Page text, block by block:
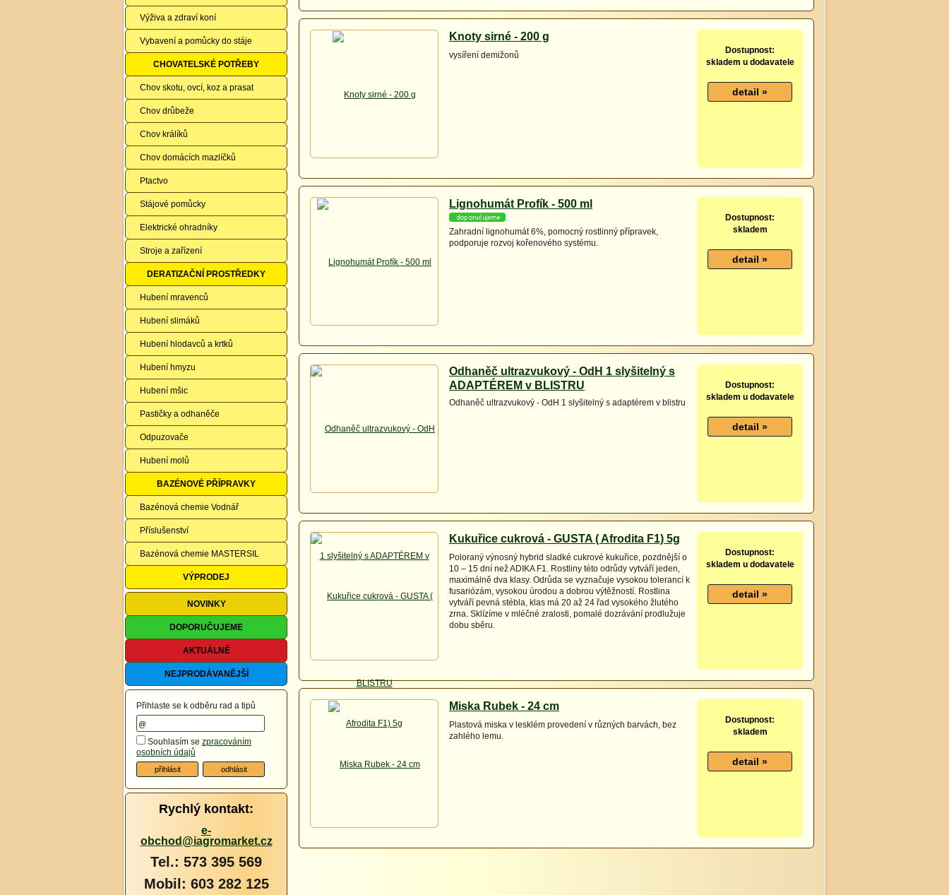
Výživa a zdraví koní
Vybavení a pomůcky do stáje
CHOVATELSKÉ POTŘEBY
Chov skotu, ovcí, koz a prasat
Chov drůbeže
Chov králíků
Chov domácích mazlíčků
Ptactvo
Stájové pomůcky
Elektrické ohradníky
Stroje a zařízení
DERATIZAČNÍ PROSTŘEDKY
Hubení mravenců
Hubení slimáků
Hubení hlodavců a krtků
Hubení hmyzu
Hubení mšic
Pastičky a odhaněče
Odpuzovače
Hubení molů
BAZÉNOVÉ PŘÍPRAVKY
Bazénová chemie Vodnář
Příslušenství
Bazénová chemie MASTERSIL
VÝPRODEJ
NOVINKY
DOPORUČUJEME
AKTUÁLNĚ
NEJPRODÁVANĚJŠÍ
Přihlaste se k odběru rad a tipů
Souhlasím se zpracováním
osobních údajů
Rychlý kontakt:
e-
obchod@iagromarket.cz
Tel.: 573 395 569
Mobil: 603 282 125
Knoty sirné - 200 g
vysíření demižonů
Dostupnost:
skladem u dodavatele
Lignohumát Profík - 500 ml
Zahradní lignohumát 6%, pomocný rostlinný přípravek,
podporuje rozvoj kořenového systému.
Dostupnost:
skladem
Odhaněč ultrazvukový - OdH 1 slyšitelný s
ADAPTÉREM v BLISTRU
Odhaněč ultrazvukový - OdH 1 slyšitelný s adaptérem v blistru
Dostupnost:
skladem u dodavatele
Kukuřice cukrová - GUSTA ( Afrodita F1) 5g
Poloraný výnosný hybrid sladké cukrové kukuřice, pozdnější o
10 – 15 dní než ADIKA F1. Rostliny této odrůdy vytváří jeden,
maximálně dva klasy. Odrůda se vyznačuje vysokou tolerancí k
fusariózám, vysokou úrodou a dobrou výtěžností. Rostlina
vytváří pevná stébla, klas má 20 až 24 řad vysokého žlutého
zrna. Sklízíme v mléčné zralosti, pomalé dozrávání prodlužuje
dobu sběru.
Dostupnost:
skladem u dodavatele
Miska Rubek - 24 cm
Plastová miska v lesklém provedení v různých barvách, bez
zahlého lemu.
Dostupnost:
skladem